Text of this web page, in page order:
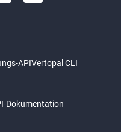
APIVertopal CLI
Dokumentation